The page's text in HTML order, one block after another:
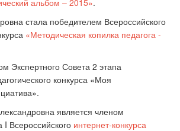
альбом – 2015».
стала победителем Всероссийского
«Методическая копилка педагога -
Экспертного Совета 2 этапа
конкурса «Моя
является членом
I Всероссийского интернет-конкурса